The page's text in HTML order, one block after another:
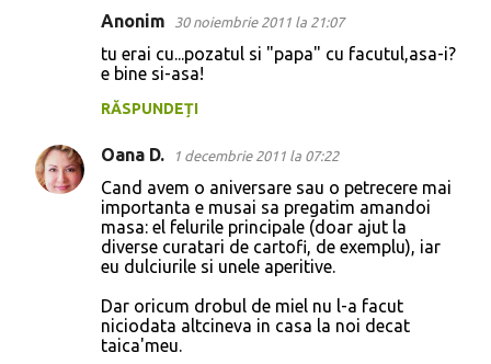
n
t
Anonim 30 noiembrie 2011 la 21:07
tu erai cu...pozatul si "papa" cu facutul,asa-i?
e bine si-asa!
RĂSPUNDEȚI
Oana D. 1 decembrie 2011 la 07:22
Cand avem o aniversare sau o petrecere mai
importanta e musai sa pregatim amandoi
masa: el felurile principale (doar ajut la
diverse curatari de cartofi, de exemplu), iar
eu dulciurile si unele aperitive.
Dar oricum drobul de miel nu l-a facut
niciodata altcineva in casa la noi decat
taica'meu.